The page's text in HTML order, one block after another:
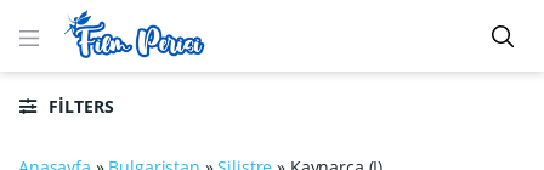
FILTERS